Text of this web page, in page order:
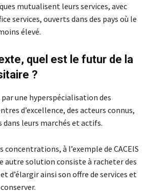
mutualisent leurs services, avec
services, ouverts dans des pays où le
élevé.
quel est le futur de la
?
par une hyperspécialisation des
d’excellence, des acteurs connus,
leurs marchés et actifs.
concentrations, à l’exemple de CACEIS
autre solution consiste à racheter des
d’élargir ainsi son offre de services et